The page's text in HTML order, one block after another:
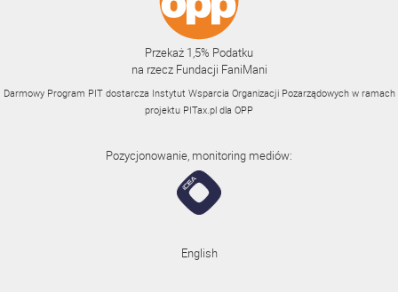
Przekaż 1,5% Podatku
na rzecz Fundacji FaniMani
Darmowy Program PIT dostarcza Instytut Wsparcia Organizacji Pozarządowych w ramach
projektu PITax.pl dla OPP
Pozycjonowanie, monitoring mediów:
English